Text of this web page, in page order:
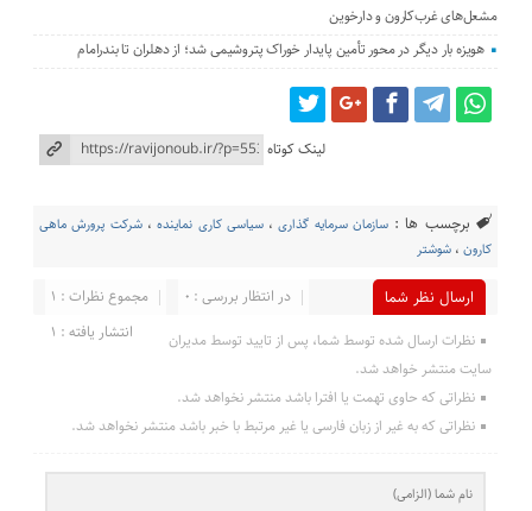
مشعل‌های غرب‌کارون و دارخوین
هویزه بار دیگر در محور تأمین پایدار خوراک پتروشیمی شد؛ از دهلران تا بندرامام
لینک کوتاه
برچسب ها : سازمان سرمایه گذاری،سیاسی کاری نماینده،شرکت پرورش ماهی
کارون ،شوشتر
ارسال نظر شما مجموع نظرات : 1
در انتظار بررسی : 0
انتشار یافته : 1
نظرات ارسال شده توسط شما، پس از تایید توسط مدیران
سایت منتشر خواهد شد.
نظراتی که حاوی تهمت یا افترا باشد منتشر نخواهد شد.
نظراتی که به غیر از زبان فارسی یا غیر مرتبط با خبر باشد منتشر نخواهد شد.